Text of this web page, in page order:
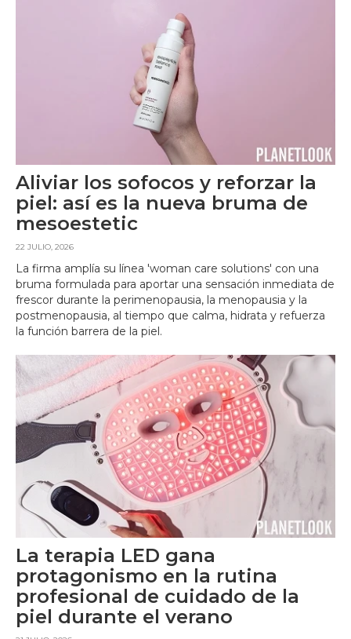
Aliviar los sofocos y reforzar la
piel: así es la nueva bruma de
mesoestetic
22 JULIO, 2026
La firma amplía su línea 'woman care solutions' con una
bruma formulada para aportar una sensación inmediata de
frescor durante la perimenopausia, la menopausia y la
postmenopausia, al tiempo que calma, hidrata y refuerza
la función barrera de la piel.
La terapia LED gana
protagonismo en la rutina
profesional de cuidado de la
piel durante el verano